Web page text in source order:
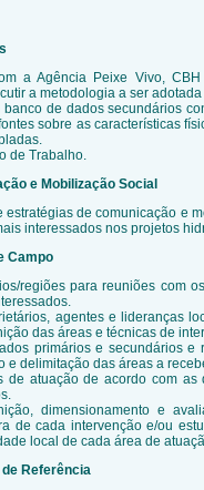
a Agência Peixe Vivo,
a metodologia a ser
de dados secundários
sobre as características
de Trabalho.
e Mobilização Social
estratégias de comunicação e
interessados nos projetos
Campo
regiões para reuniões com
agentes e lideranças
das áreas e técnicas de
primários e secundários e
e delimitação das áreas a
de atuação de acordo com
dimensionamento e
de cada intervenção e/ou
local de cada área de
Referência